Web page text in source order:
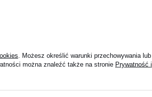
. Możesz określić warunki przechowywania lub
można znaleźć także na stronie Prywatność i